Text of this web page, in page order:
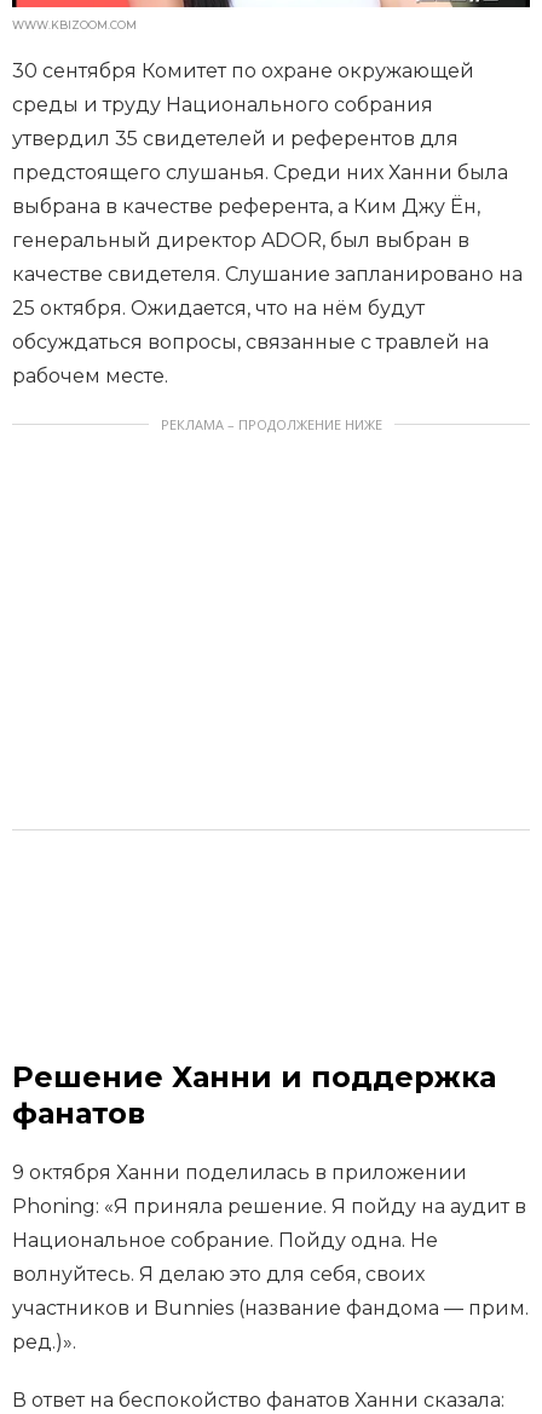
WWW.KBIZOOM.COM
30 сентября Комитет по охране окружающей
среды и труду Национального собрания
утвердил 35 свидетелей и референтов для
предстоящего слушанья. Среди них Ханни была
выбрана в качестве референта, а Ким Джу Ён,
генеральный директор ADOR, был выбран в
качестве свидетеля. Слушание запланировано на
25 октября. Ожидается, что на нём будут
обсуждаться вопросы, связанные с травлей на
рабочем месте.
РЕКЛАМА – ПРОДОЛЖЕНИЕ НИЖЕ
Решение Ханни и поддержка
фанатов
9 октября Ханни поделилась в приложении
Phoning: «Я приняла решение. Я пойду на аудит в
Национальное собрание. Пойду одна. Не
волнуйтесь. Я делаю это для себя, своих
участников и Bunnies (название фандома — прим.
ред.)».
В ответ на беспокойство фанатов Ханни сказала: